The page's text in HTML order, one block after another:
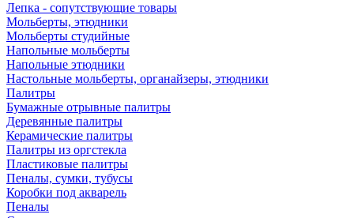
Лепка - сопутствующие товары
Мольберты, этюдники
Мольберты студийные
Напольные мольберты
Напольные этюдники
Настольные мольберты, органайзеры, этюдники
Палитры
Бумажные отрывные палитры
Деревянные палитры
Керамические палитры
Палитры из оргстекла
Пластиковые палитры
Пеналы, сумки, тубусы
Коробки под акварель
Пеналы